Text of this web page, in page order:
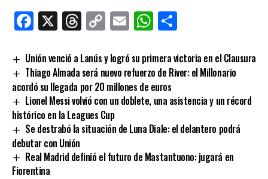
Facebook
X Threads
CopyEmailWhatsApp
Unión venció a Lanús y logró su primera victoria en el Clausura
Thiago Almada será nuevo refuerzo de River: el Millonario
acordó su llegada por 20 millones de euros
Lionel Messi volvió con un doblete, una asistencia y un récord
histórico en la Leagues Cup
Se destrabó la situación de Luna Diale: el delantero podrá
debutar con Unión
Real Madrid definió el futuro de Mastantuono: jugará en
Fiorentina